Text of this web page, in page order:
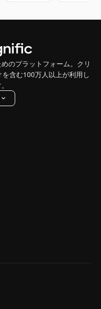
のプラットフォーム。クリ
含む100万人以上が利用し